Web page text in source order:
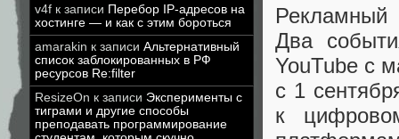
v4f к записи Перебор IP-адресов на
хостинге — и как с этим бороться
amarakin к записи Альтернативный
список заблокированных в РФ
ресурсов Re:filter
ResizeOn к записи Эксперименты с
тиграми и другие способы
преподавать программирование
Рекламный
Два
YouTube с
с 1
к